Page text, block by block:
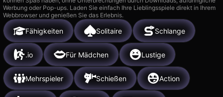
Werbung oder Pop-ups. Laden Sie einfach Ihre Lieblingsspiele direkt in Ihrem
Webbrowser und genießen Sie das Erlebnis.
Fähigkeiten Solitaire Schlange
.io Für Mädchen Lustige
Mehrspieler Schießen Action